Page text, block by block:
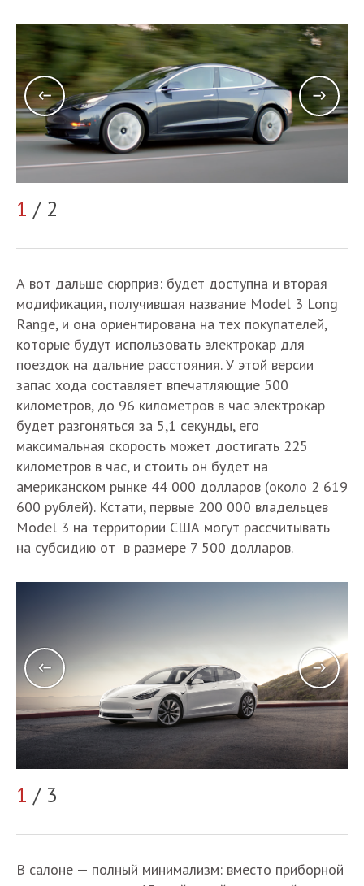
1 / 2
А вот дальше сюрприз: будет доступна и вторая
модификация, получившая название Model 3 Long
Range, и она ориентирована на тех покупателей,
которые будут использовать электрокар для
поездок на дальние расстояния. У этой версии
запас хода составляет впечатляющие 500
километров, до 96 километров в час электрокар
будет разгоняться за 5,1 секунды, его
максимальная скорость может достигать 225
километров в час, и стоить он будет на
американском рынке 44 000 долларов (около 2 619
600 рублей). Кстати, первые 200 000 владельцев
Model 3 на территории США могут рассчитывать
на субсидию от в размере 7 500 долларов.
1 / 3
В салоне — полный минимализм: вместо приборной